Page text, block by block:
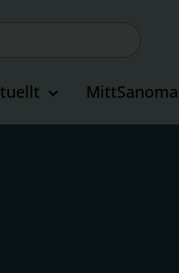
MittSanoma